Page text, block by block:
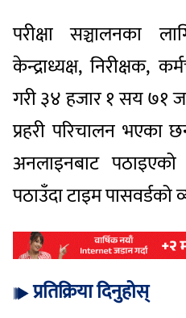
परीक्षा सञ्चालनका
केन्द्राध्यक्ष, निरीक्षक,
गरी ३४ हजार १ सय ७१
प्रहरी परिचालन भएका
अनलाइनबाट
पठाउँदा टाइम पासवर्डको
प्रतिक्रिया दिनुहोस्